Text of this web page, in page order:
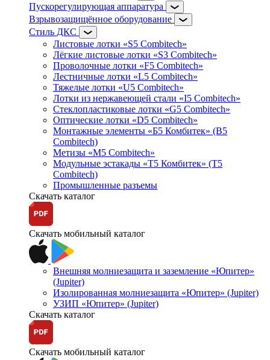
Пускорегулирующая аппаратура
Взрывозащищённое оборудование
Стиль ДКС
Листовые лотки «S5 Combitech»
Лёгкие листовые лотки «S3 Combitech»
Проволочные лотки «F5 Combitech»
Лестничные лотки «L5 Combitech»
Тяжелые лотки «U5 Combitech»
Лотки из нержавеющей стали «I5 Combitech»
Стеклопластиковые лотки «G5 Combitech»
Оптические лотки «D5 Combitech»
Монтажные элементы «Б5 Комбитек» (B5
Combitech)
Метизы «M5 Combitech»
Модульные эстакады «Т5 Комбитек» (T5
Combitech)
Промышленные разъемы
Скачать каталог
Скачать мобильный каталог
Внешняя молниезащита и заземление «Юпитер»
(Jupiter)
Изолированная молниезащита «Юпитер» (Jupiter)
УЗИП «Юпитер» (Jupiter)
Скачать каталог
Скачать мобильный каталог